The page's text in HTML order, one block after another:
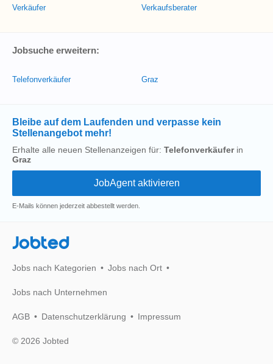
Verkäufer Verkaufsberater
Jobsuche erweitern:
Telefonverkäufer Graz
Bleibe auf dem Laufenden und verpasse kein
Stellenangebot mehr!
Erhalte alle neuen Stellenanzeigen für: Telefonverkäuferin
Graz
E-Mails können jederzeit abbestellt werden.
Jobted
Jobs nach Kategorien Jobs nach Ort
Jobs nach Unternehmen
AGB Datenschutzerklärung Impressum
© 2026 Jobted